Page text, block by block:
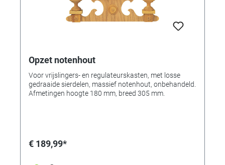
Opzet notenhout
Voor vrijslingers- en regulateurskasten, met losse
gedraaide sierdelen, massief notenhout, onbehandeld.
Afmetingen hoogte 180 mm, breed 305 mm.
€ 189,99*